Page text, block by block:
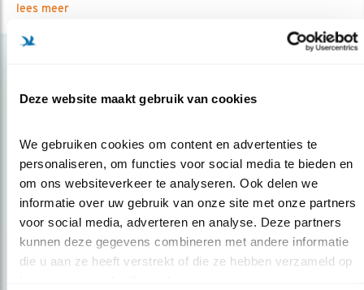
Deze website maakt gebruik van cookies
We gebruiken cookies om content en advertenties te
personaliseren, om functies voor social media te bieden en
om ons websiteverkeer te analyseren. Ook delen we
informatie over uw gebruik van onze site met onze partners
voor social media, adverteren en analyse. Deze partners
kunnen deze gegevens combineren met andere informatie
die u aan ze heeft verstrekt of die ze hebben verzameld op
lees meer
Op de hoogte blijven?
Meld je aan en ontvang nieuws, inspiratie, acties en tips
over vogels en activiteiten van Vogelbescherming.
AANMELDEN VOGELNIEUWS